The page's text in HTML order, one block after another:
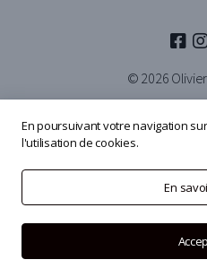
© 2026
En poursuivant votre navigation
l'utilisation de cookies.
En